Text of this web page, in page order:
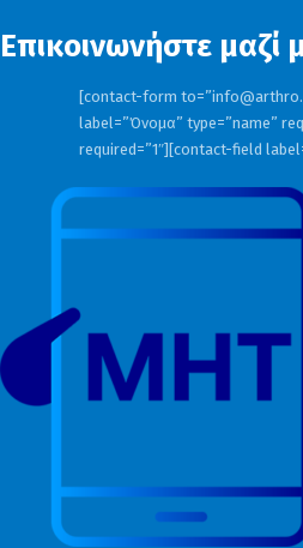
Επικοινωνήστε μαζί
[contact-form to=”
label=”Όνομα” type=”name”
required=”1″][contact-field